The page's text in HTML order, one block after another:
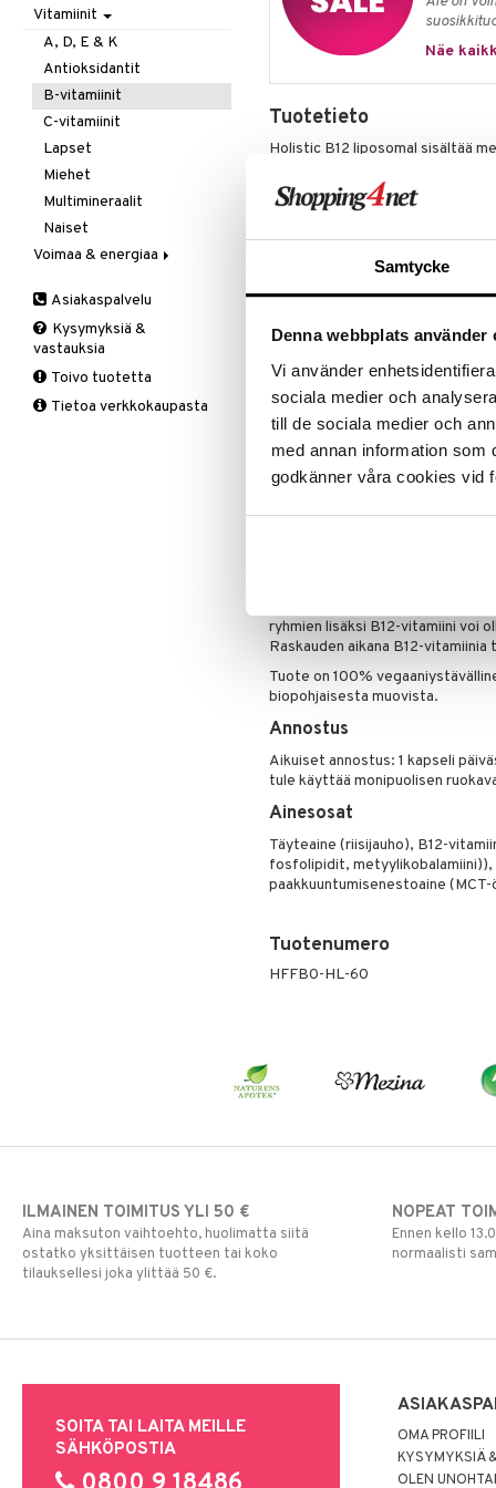
Samtycke
Denna webbplats använder
Vi använder
sociala medier och
till de sociala medier och
med annan information som
godkänner våra cookies vid
Näe
Tuotetieto
Holistic B12 liposomal sisältää
muuntamista.
vähentämään väsymystä ja
verenmuodostusprosessiin
hapen kuljettamisesta kehossa.
hermoston normaalia toimintaa,
Holistic B12 liposomaalinen
"rasvakupliin", jotka koostuvat
solukalvomme. Tämä
soluihimme, mikä voi lisätä
*Holistic B12 liposomaalinen
valmistusprosessilla. Sen
liposomit valmistetaan kuivina ja
mikä tarkoittaa, että Holistic
Joissakin elämänvaiheissa ja
huomiota B12-vitamiinin
ryhmien lisäksi B12-vitamiini voi
Raskauden aikana B12-
Tuote on 100%
biopohjaisesta muovista.
Annostus
Aikuiset annostus: 1 kapseli
tule käyttää monipuolisen
Ainesosat
Täyteaine (riisijauho), B12-
fosfolipidit,
paakkuuntumisenestoaine
Tuotenumero
HFFB0-HL-60
Verisuonia vahvistavat
Kivunlievitys
Muuta
Valoterapia
Juomat
Kuidut
Puhdistus
Ruuansulatus
Suolisto
C-vitamiini
Estävä & helpottava
Korva & nenä & kurkku
Muut
Valkosipuli
Viruksiin
Yskään
Vitamiinit
A, D, E & K
Antioksidantit
B-vitamiinit
C-vitamiinit
Lapset
Miehet
Multimineraalit
Naiset
Voimaa & energiaa
Muut
Q-10
Schizandra
Suorituskyky
Asiakaspalvelu
Kysymyksiä &
vastauksia
Toivo tuotetta
Tietoa verkkokaupasta
ILMAINEN TOIMITUS YLI 50 €
Aina maksuton vaihtoehto, huolimatta siitä
ostatko yksittäisen tuotteen tai koko
tilauksellesi joka ylittää 50 €.
NOPEAT
Ennen kello
normaalisti
SOITA TAI LAITA MEILLE
SÄHKÖPOSTIA
OMA PROFIILI
KYSYMYKSIÄ
OLEN